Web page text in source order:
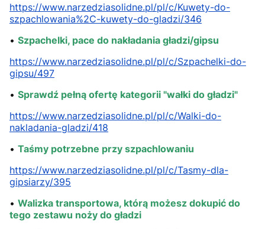
https://www.narzedziasolidne.pl/pl/c/Kuwety-do-
szpachlowania%2C-kuwety-do-gladzi/346
• Szpachelki, pace do nakładania gładzi/gipsu
https://www.narzedziasolidne.pl/pl/c/Szpachelki-do-
gipsu/497
• Sprawdź pełną ofertę kategorii "wałki do gładzi"
https://www.narzedziasolidne.pl/pl/c/Walki-do-
nakladania-gladzi/418
• Taśmy potrzebne przy szpachlowaniu
https://www.narzedziasolidne.pl/pl/c/Tasmy-dla-
gipsiarzy/395
• Walizka transportowa, którą możesz dokupić do
tego zestawu noży do gładzi